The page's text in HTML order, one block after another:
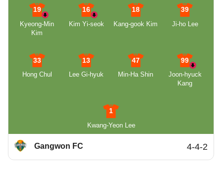
19
Kyeong-Min
Kim
16
Kim Yi-seok
18
Kang-gook Kim
39
Ji-ho Lee
33
Hong Chul
13
Lee Gi-hyuk
47
Min-Ha Shin
99
Joon-hyuck
Kang
1
Kwang-Yeon Lee
Gangwon FC 4-4-2